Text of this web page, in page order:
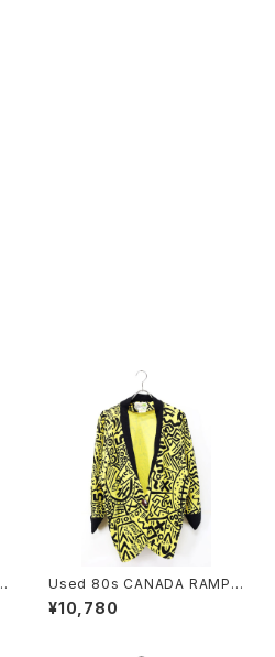
Used 80s CANADA RAMPA
GE Yellow×Black Pique Mi
ddle Design Jacket Size S
¥10,780